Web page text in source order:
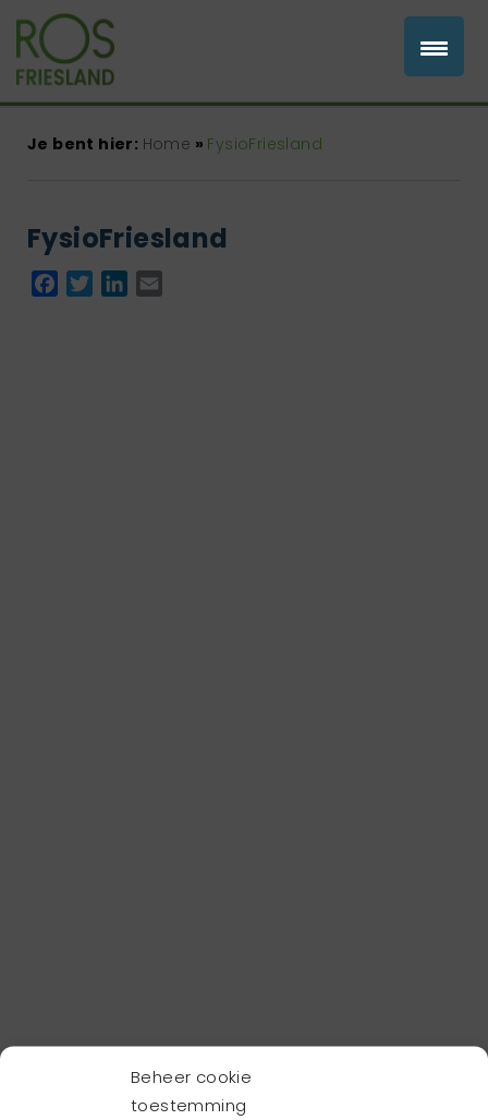
Beheer cookie
toestemming
Je bent hier: Home » FysioFriesland
FysioFriesland
Facebook
TwitterLinkedIn